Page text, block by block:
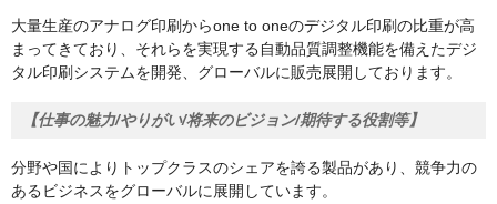
大量生産のアナログ印刷からone to oneのデジタル印刷の比重が高
まってきており、それらを実現する自動品質調整機能を備えたデジ
タル印刷システムを開発、グローバルに販売展開しております。
【仕事の魅力/やりがい/将来のビジョン/期待する役割等】
分野や国によりトップクラスのシェアを誇る製品があり、競争力の
あるビジネスをグローバルに展開しています。